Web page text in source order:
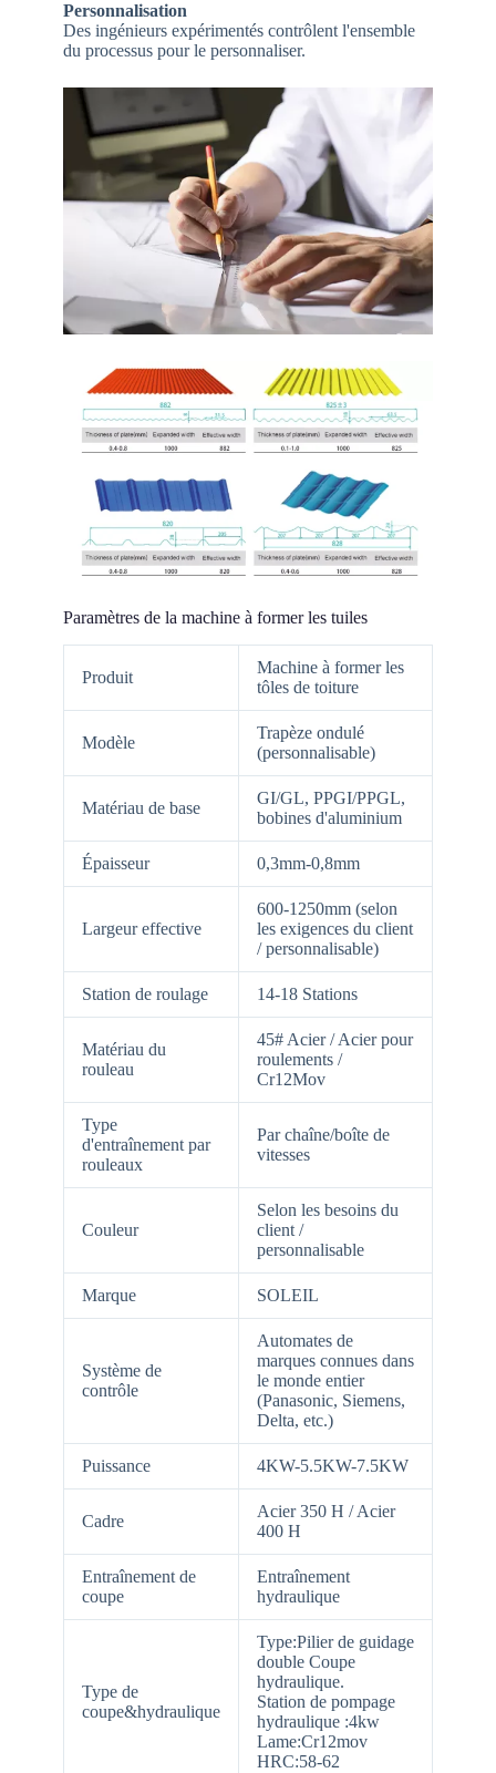
Personnalisation
Des ingénieurs expérimentés contrôlent l'ensemble
du processus pour le personnaliser.
Paramètres de la machine à former les tuiles
Produit
Machine à former les
tôles de toiture
Modèle
Trapèze ondulé
(personnalisable)
Matériau de base
GI/GL, PPGI/PPGL,
bobines d'aluminium
Épaisseur 0,3mm-0,8mm
Largeur effective
600-1250mm (selon
les exigences du client
/ personnalisable)
Station de roulage 14-18 Stations
Matériau du
rouleau
45# Acier / Acier pour
roulements /
Cr12Mov
Type
d'entraînement par
rouleaux
Par chaîne/boîte de
vitesses
Couleur
Selon les besoins du
client /
personnalisable
Marque SOLEIL
Système de
contrôle
Automates de
marques connues dans
le monde entier
(Panasonic, Siemens,
Delta, etc.)
Puissance 4KW-5.5KW-7.5KW
Cadre
Acier 350 H / Acier
400 H
Entraînement de
coupe
Entraînement
hydraulique
Type de
coupe&hydraulique
Type:Pilier de guidage
double Coupe
hydraulique.
Station de pompage
hydraulique :4kw
Lame:Cr12mov
HRC:58-62